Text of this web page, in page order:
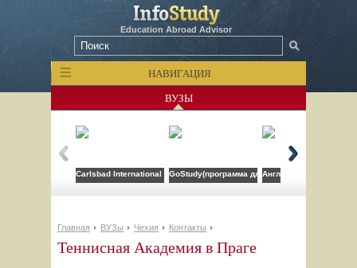
Education Abroad Advisor
НАВИГАЦИЯ
ВУЗЫ
Carlsbad International SchoolGoStudy(программа для врачей)Англо-американский
Главная ВУЗы Чехия Контакты
Теннисная Академия в Праге